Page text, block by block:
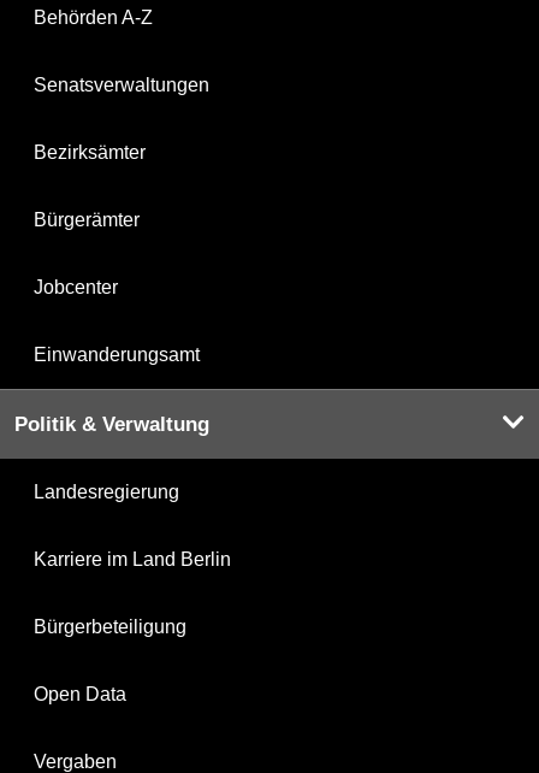
Behörden A-Z
Senatsverwaltungen
Bezirksämter
Bürgerämter
Jobcenter
Einwanderungsamt
Politik & Verwaltung
Landesregierung
Karriere im Land Berlin
Bürgerbeteiligung
Open Data
Vergaben